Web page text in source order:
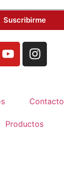
Suscribirme
Contacto
Productos